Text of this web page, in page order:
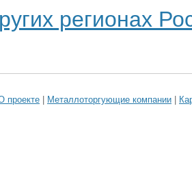
регионах
проекте | Металлоторгующие компании |